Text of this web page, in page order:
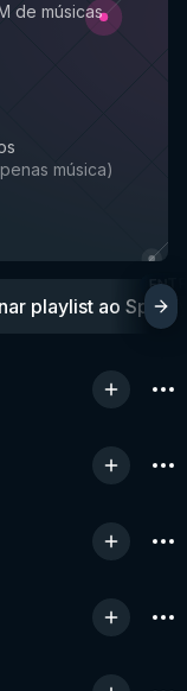
de músicas
música)
playlist ao